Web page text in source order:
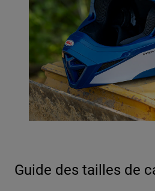
Guide des tailles de